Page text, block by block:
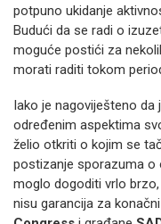
potpuno ukidanje
Budući da se radi o
moguće postići za
morati raditi tokom
Iako je nagoviješteno da
određenim aspektima
želio otkriti o kojim se
postizanje sporazuma o
moglo dogoditi vrlo
nisu garancija za